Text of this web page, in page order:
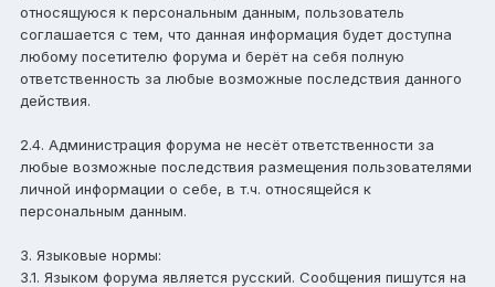
относящуюся к персональным данным, пользователь
соглашается с тем, что данная информация будет доступна
любому посетителю форума и берёт на себя полную
ответственность за любые возможные последствия данного
действия.
2.4. Администрация форума не несёт ответственности за
любые возможные последствия размещения пользователями
личной информации о себе, в т.ч. относящейся к
персональным данным.
3. Языковые нормы:
3.1. Языком форума является русский. Сообщения пишутся на